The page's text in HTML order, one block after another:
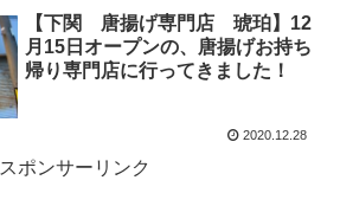
【下関 唐揚げ専門店 琥珀】12
月15日オープンの、唐揚げお持ち
帰り専門店に行ってきました！
2020.12.28
スポンサーリンク